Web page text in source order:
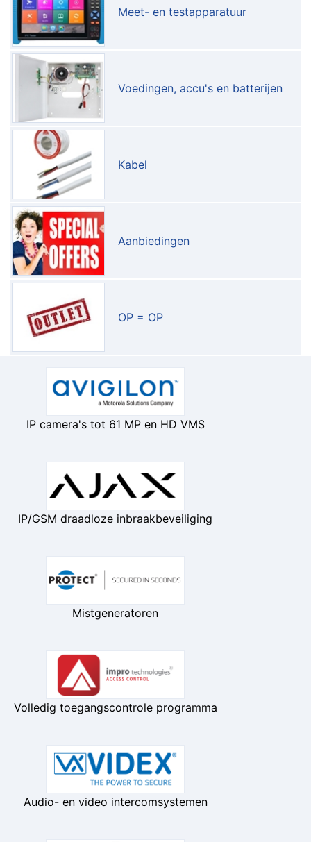
Meet- en testapparatuur
Voedingen, accu's en batterijen
Kabel
Aanbiedingen
OP = OP
IP camera's tot 61 MP en HD VMS
IP/GSM draadloze inbraakbeveiliging
Mistgeneratoren
Volledig toegangscontrole programma
Audio- en video intercomsystemen